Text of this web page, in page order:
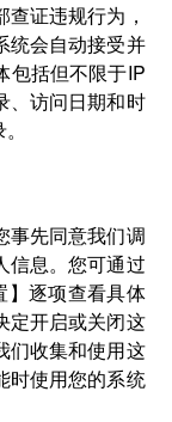
证违规行为，
统会自动接受并
包括但不限于IP
、访问日期和时
事先同意我们调
信息。您可通过
】逐项查看具体
定开启或关闭这
们收集和使用这
时使用您的系统